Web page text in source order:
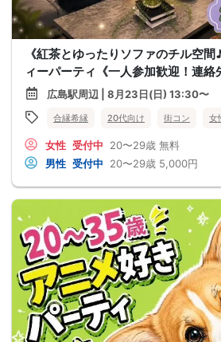
《紅茶とゆったりソファのチル空
ィーパーティ《一人参加歓迎！連絡
広島駅周辺 | 8月23日(日) 13:30〜
合縁希縁 20代向け 街コン 女
女性 受付中 20〜29歳 無料
男性 受付中 20〜29歳 5,000円